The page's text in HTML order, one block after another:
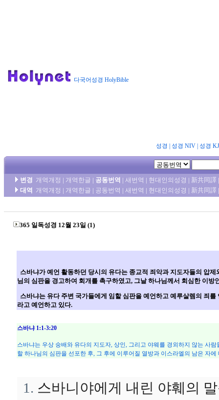
다국어성경 HolyBible
성경 성경 NIV| 성경
변경 개역개정 | 개역한글 | 공동번역 | 새번역 | 현대인의성경 | 新共同譯
대역
개역개정 | 개역한글 | 공동번역 | 새번역 | 현대인의성경 | 新共同譯
365 일독성경 12월 23일 (1)
스바냐가 예언 활동하던 당시의 유다는 종교적 죄악과 지도자들의 압
님의 심판을 경고하여 회개를 촉구하였고, 그날 하나님께서 회심한 이방
스바냐는 유다 주변 국가들에게 임할 심판을 예언하고 예루살렘의 죄
라고 예언하고 있다.
스바냐 1:1-3:20
스바냐는 우상 숭배와 유다의 지도자, 상인, 그리고 야웨를 경외하지 않는 사
할 하나님의 심판을 선포한 후, 그 후에 이루어질 열방과 이스라엘의 남은 자
스바니야에게 내린 야훼의